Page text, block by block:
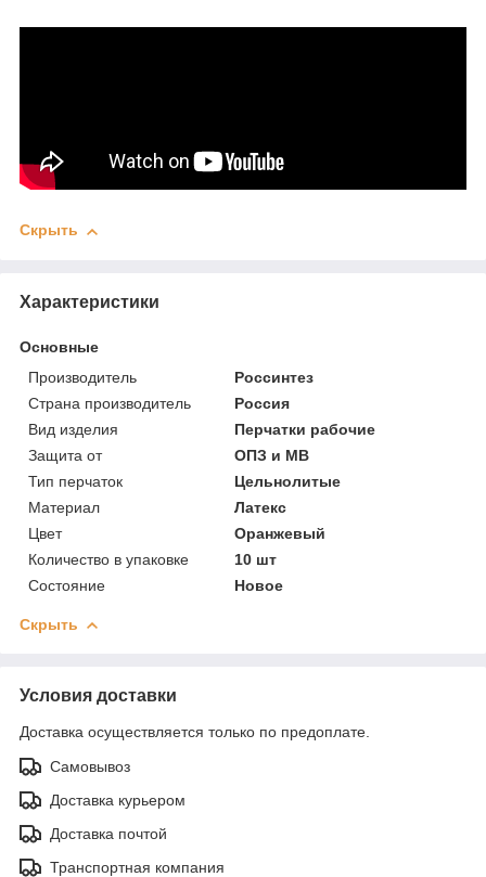
Скрыть
Характеристики
Основные
Производитель
Россинтез
Страна производитель
Россия
Вид изделия
Перчатки рабочие
Защита от
ОПЗ и МВ
Тип перчаток
Цельнолитые
Материал
Латекс
Цвет
Оранжевый
Количество в упаковке
10 шт
Состояние
Новое
Скрыть
Условия доставки
Доставка осуществляется только по предоплате.
Самовывоз
Доставка курьером
Доставка почтой
Транспортная компания